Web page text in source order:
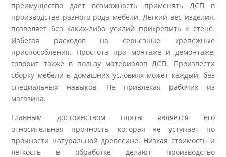
преимущество дает возможность применять ДСП в
производстве разного рода мебели. Легкий вес изделия,
позволяет без каких-либо усилий прикрепить к стене.
Избегая расходов на серьезные крепежные
приспособления. Простота при монтаже и демонтаже,
говорит также в пользу материалов ДСП. Произвести
сборку мебели в домашних условиях может каждый, без
специальных навыков. Не привлекая рабочих из
магазина.
Главным достоинством плиты является его
относительная прочность, которая не уступает по
прочности натуральной древесине. Низкая стоимость и
легкость в обработке делают производство